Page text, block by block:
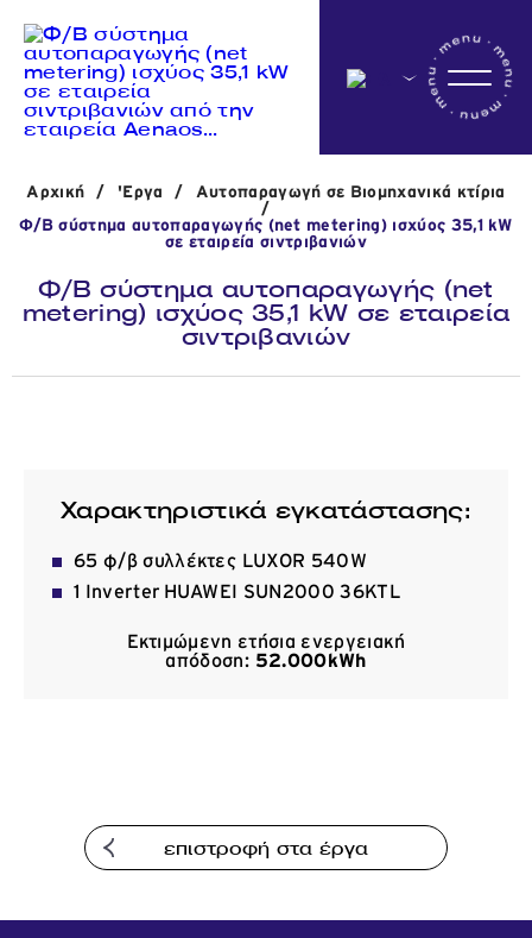
Αρχικη
Η εταιρεία
Δραστηριότητες
Επικοινωνία
Αρχική / 'Εργα /
Αυτοπαραγωγή σε Βιομηχανικά κτίρια
/
Φ/Β σύστημα αυτοπαραγωγής (net metering) ισχύος 35,1 kW
σε εταιρεία σιντριβανιών
Φ/Β σύστημα αυτοπαραγωγής (net
metering) ισχύος 35,1 kW σε εταιρεία
σιντριβανιών
Χαρακτηριστικά εγκατάστασης:
65 φ/β συλλέκτες LUXOR 540W
1 Inverter HUAWEI SUN2000 36KTL
Εκτιμώμενη ετήσια ενεργειακή
απόδοση: 52.000kWh
επιστροφή στα έργα